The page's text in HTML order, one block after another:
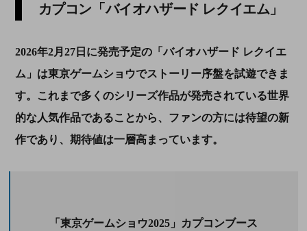
カプコン「バイオハザード レクイエム」
2026年2月27日に発売予定の「バイオハザード レクイエ
ム」は東京ゲームショウでストーリー序盤を試遊できま
す。これまで多くのシリーズ作品が発売されている世界
的な人気作品であることから、ファンの方には待望の新
作であり、期待値は一層高まっています。
「東京ゲームショウ2025」カプコンブース